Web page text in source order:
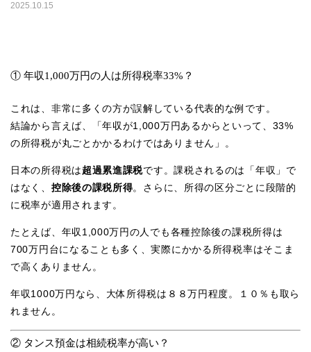
2025.10.15
① 年収1,000万円の人は所得税率33%？
これは、非常に多くの方が誤解している代表的な例です。
結論から言えば、「年収が1,000万円あるからといって、33%
の所得税が丸ごとかかるわけではありません」。
日本の所得税は超過累進課税です。課税されるのは「年収」で
はなく、 控除後の課税所得。さらに、所得の区分ごとに段階的
に税率が適用されます。
たとえば、年収1,000万円の人でも各種控除後の課税所得は
700万円台になることも多く、実際にかかる所得税率はそこま
で高くありません。
年収1000万円なら、大体所得税は８８万円程度。１０％も取ら
れません。
② タンス預金は相続税率が高い？